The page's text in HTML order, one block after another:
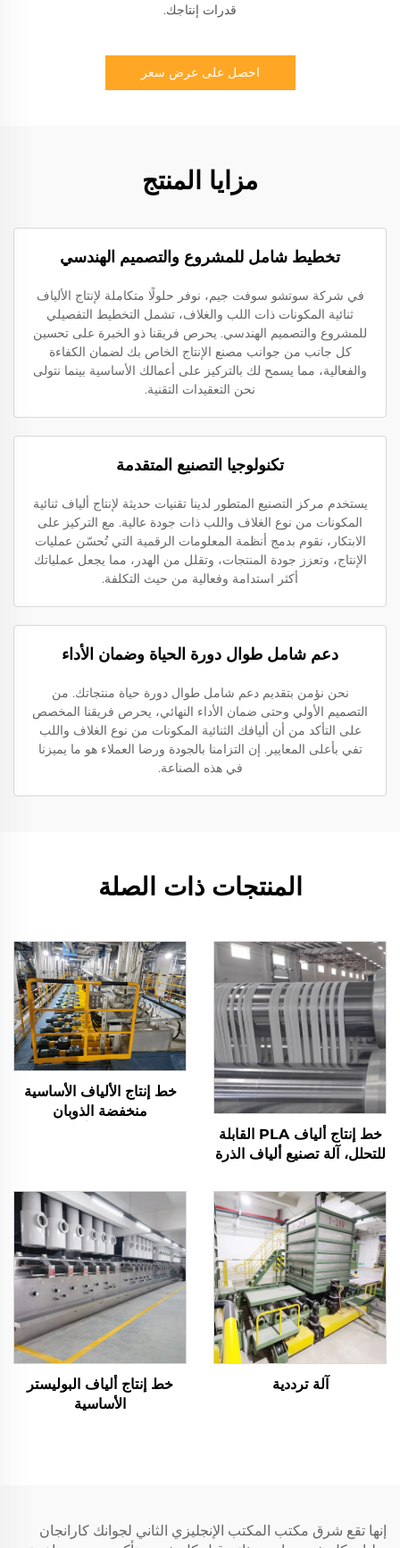
قدرات إنتاجك.
احصل على عرض سعر
مزايا المنتج
تخطيط شامل للمشروع والتصميم الهندسي
في شركة سوتشو سوفت جيم، نوفر حلولًا متكاملة لإنتاج الألياف
ثنائية المكونات ذات اللب والغلاف، تشمل التخطيط التفصيلي
للمشروع والتصميم الهندسي. يحرص فريقنا ذو الخبرة على تحسين
كل جانب من جوانب مصنع الإنتاج الخاص بك لضمان الكفاءة
والفعالية، مما يسمح لك بالتركيز على أعمالك الأساسية بينما نتولى
نحن التعقيدات التقنية.
تكنولوجيا التصنيع المتقدمة
يستخدم مركز التصنيع المتطور لدينا تقنيات حديثة لإنتاج ألياف ثنائية
المكونات من نوع الغلاف واللب ذات جودة عالية. مع التركيز على
الابتكار، نقوم بدمج أنظمة المعلومات الرقمية التي تُحسّن عمليات
الإنتاج، وتعزز جودة المنتجات، وتقلل من الهدر، مما يجعل عملياتك
أكثر استدامة وفعالية من حيث التكلفة.
دعم شامل طوال دورة الحياة وضمان الأداء
نحن نؤمن بتقديم دعم شامل طوال دورة حياة منتجاتك. من
التصميم الأولي وحتى ضمان الأداء النهائي، يحرص فريقنا المخصص
على التأكد من أن أليافك الثنائية المكونات من نوع الغلاف واللب
تفي بأعلى المعايير. إن التزامنا بالجودة ورضا العملاء هو ما يميزنا
في هذه الصناعة.
المنتجات ذات الصلة
خط إنتاج ألياف PLA القابلة
للتحلل، آلة تصنيع ألياف الذرة
خط إنتاج الألياف الأساسية
منخفضة الذوبان
آلة ترددية
خط إنتاج ألياف البوليستر
الأساسية
إنها تقع شرق مكتب المكتب الإنجليزي الثاني لجوانك كارانجان